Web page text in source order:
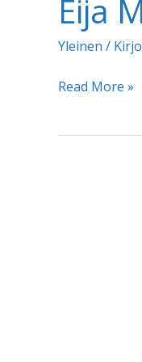
Eija
Yleinen /
Eija
–
Read More »